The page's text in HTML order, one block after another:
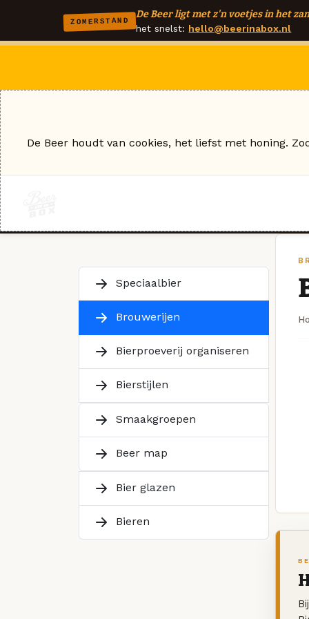
ZOMERSTAND
De Beer ligt met z'n voetjes in het
het snelst: hello@beerinabox.nl
Speciaalbier
Brouwerijen
Bierproeverij organiseren
Bierstijlen
Smaakgroepen
Beer map
Bier glazen
Bieren
De Beer houdt van cookies, het liefst met honing.